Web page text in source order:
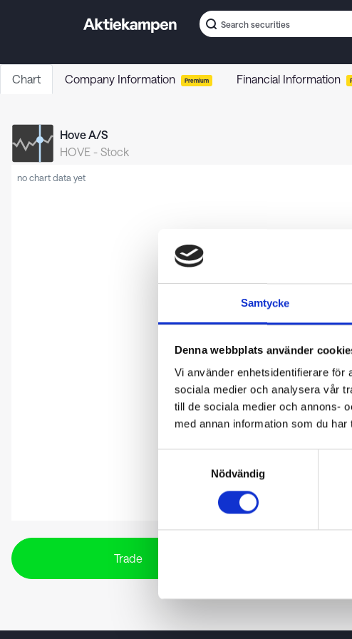
Samtycke
Denna webbplats använder
Vi använder enhetsidentifierare för
sociala medier och analysera vår
till de sociala medier och annons-
med annan information som du
Nödvändig
Chart Company Information Premium Financial Information
Hove A/S
HOVE - Stock
no chart data yet
Trade